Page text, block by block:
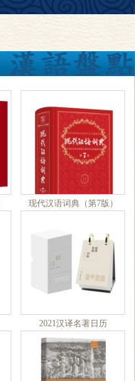
现代汉语词典（第7版）
2021汉译名著日历